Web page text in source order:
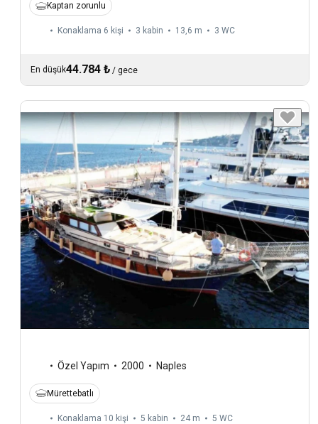
Kaptan zorunlu
Konaklama 6 kişi 3 kabin 13,6 m 3 WC
En düşük44.784 ₺ / gece
Özel Yapım 2000 Naples
Mürettebatlı
Konaklama 10 kişi 5 kabin 24 m 5 WC